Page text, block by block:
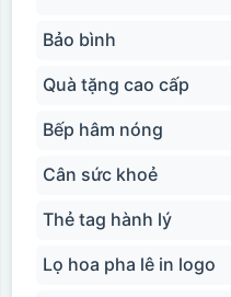
Bảo bình
Quà tặng cao cấp
Bếp hâm nóng
Cân sức khoẻ
Thẻ tag hành lý
Lọ hoa pha lê in logo